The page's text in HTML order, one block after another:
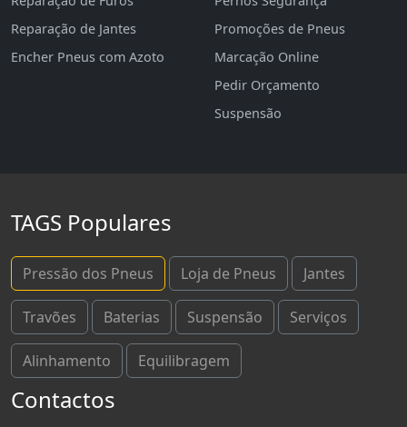
Reparação de Jantes
Encher Pneus com Azoto
Promoções de Pneus
Marcação Online
Pedir Orçamento
Suspensão
TAGS Populares
Pressão dos Pneus Loja de Pneus Jantes
Travões Baterias Suspensão Serviços
Alinhamento Equilibragem
Contactos